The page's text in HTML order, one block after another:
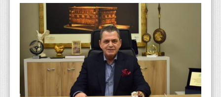
Βιβλιοθήκη Απόψεων
Κυτίο Παραπόνων Πολιτών
WEBTV